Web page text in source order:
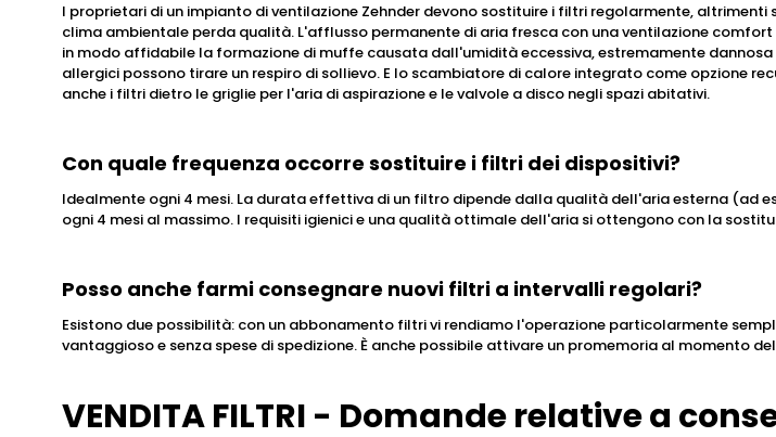
I proprietari di un impianto di ventilazione Zehnder devono sostituire i filtri regolarmente,
clima ambientale perda qualità. L'afflusso permanente di aria fresca con una ventilazione
in modo affidabile la formazione di muffe causata dall'umidità eccessiva, estremamente
allergici possono tirare un respiro di sollievo. E lo scambiatore di calore integrato come opzione
anche i filtri dietro le griglie per l'aria di aspirazione e le valvole a disco negli spazi abitativi.
Con quale frequenza occorre sostituire i filtri dei dispositivi?
Idealmente ogni 4 mesi. La durata effettiva di un filtro dipende dalla qualità dell'aria esterna (ad
ogni 4 mesi al massimo. I requisiti igienici e una qualità ottimale dell'aria si ottengono con la
Posso anche farmi consegnare nuovi filtri a intervalli regolari?
Esistono due possibilità: con un abbonamento filtri vi rendiamo l'operazione particolarmente
vantaggioso e senza spese di spedizione. È anche possibile attivare un promemoria al momento
VENDITA FILTRI - Domande relative a